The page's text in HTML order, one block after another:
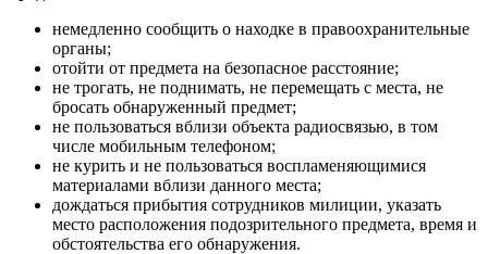
немедленно сообщить о находке в правоохранительные
органы;
отойти от предмета на безопасное расстояние;
не трогать, не поднимать, не перемещать с места, не
бросать обнаруженный предмет;
не пользоваться вблизи объекта радиосвязью, в том
числе мобильным телефоном;
не курить и не пользоваться воспламеняющимися
материалами вблизи данного места;
дождаться прибытия сотрудников милиции, указать
место расположения подозрительного предмета, время и
обстоятельства его обнаружения.